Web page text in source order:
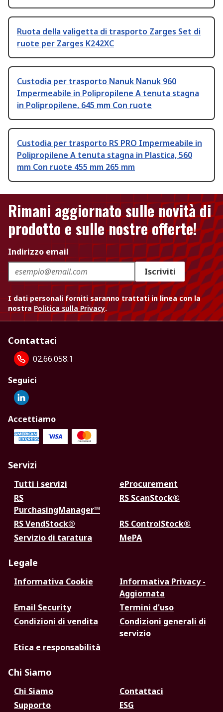
Ruota della valigetta di trasporto Zarges Set di
ruote per Zarges K242XC
Custodia per trasporto Nanuk Nanuk 960
Impermeabile in Polipropilene A tenuta stagna
in Polipropilene, 645 mm Con ruote
Custodia per trasporto RS PRO Impermeabile in
Polipropilene A tenuta stagna in Plastica, 560
mm Con ruote 455 mm 265 mm
Rimani aggiornato sulle novità di
prodotto e sulle nostre offerte!
Indirizzo email
Iscriviti
I dati personali forniti saranno trattati in linea con la
nostra Politica sulla Privacy.
Contattaci
02.66.058.1
Seguici
Accettiamo
Servizi
Tutti i servizi
eProcurement
RS
PurchasingManager™
RS ScanStock®
RS VendStock®
RS ControlStock®
Servizio di taratura
MePA
Legale
Informativa Cookie
Informativa Privacy -
Aggiornata
Email Security
Termini d'uso
Condizioni di vendita
Condizioni generali di
servizio
Etica e responsabilità
Chi Siamo
Chi Siamo
Contattaci
Supporto
ESG